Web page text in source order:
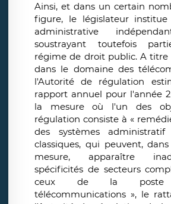
Ainsi, et dans un certain
figure, le législateur
administrative
soustrayant toutefois
régime de droit public. A titre
dans le domaine des
l'Autorité de régulation
rapport annuel pour l'année
la mesure où l'un des
régulation consiste à «
des systèmes
classiques, qui peuvent,
mesure, apparaître
spécificités de secteurs
ceux de la
télécommunications », le